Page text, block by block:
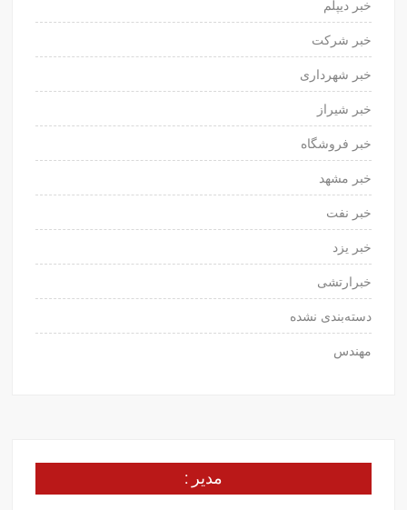
خبر دیپلم
خبر شرکت
خبر شهرداری
خبر شیراز
خبر فروشگاه
خبر مشهد
خبر نفت
خبر یزد
خبرارتشی
دسته‌بندی نشده
مهندس
مدیر :